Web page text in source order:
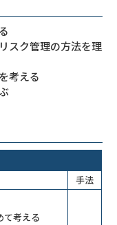
スク管理の方法を理
考える
手法
て考える